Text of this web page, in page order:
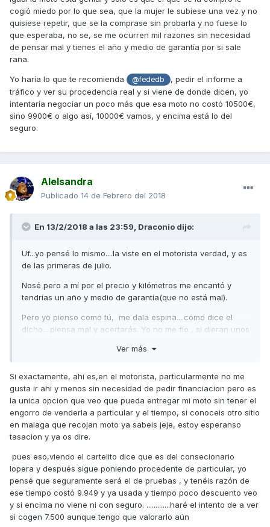
cogió miedo por lo que sea, que la mujer le subiese una vez y no
quisiese repetir, que se la comprase sin probarla y no fuese lo
que esperaba, no se, se me ocurren mil razones sin necesidad
de pensar mal y tienes el año y medio de garantía por si sale
rana.
Yo haría lo que te recomienda @fededb
, pedir el informe a
tráfico y ver su procedencia real y si viene de donde dicen, yo
intentaría negociar un poco más que esa moto no costó 10500€,
sino 9900€ o algo así, 10000€ vamos, y encima está lo del
seguro.
Alelsandra
Publicado 14 de Febrero del 2018
En 13/2/2018 a las 23:59, Draconio dijo:
Uf...yo pensé lo mismo....la viste en el motorista verdad, y es
de las primeras de julio.
Nosé pero a mí por el precio y kilómetros me encantó y
tendrías un año y medio de garantía(que no está mal).
Pero yo pienso como tú, me dala espina....como dice el
dicho....piensa mal y acertarás. Yo no me fío , si dieran unos
comes con papas. Es toda una apuesta.
Si sigues para delante ya vas diciendo a ver si son de fiar o
son unos estafadores.
Ver más
Si exactamente, ahí es,en el motorista, particularmente no me
gusta ir ahi y menos sin necesidad de pedir financiacion pero es
la unica opcion que veo que pueda entregar mi moto sin tener el
engorro de venderla a particular y el tiempo, si conoceis otro sitio
en malaga que recojan moto ya sabeis jeje, estoy esperanso
tasacion y ya os dire.
pues eso,viendo el cartelito dice que es del consecionario
lopera y después sigue poniendo procedente de particular, yo
pensé que seguramente será el de pruebas , y tenéis razón de
ese tiempo costó 9.949 y ya usada y tiempo poco descuento veo
y si encima no viene ni con seguro. .............haré el intento de a ver
si cogen 7.500 aunque tengo que valorarlo aún